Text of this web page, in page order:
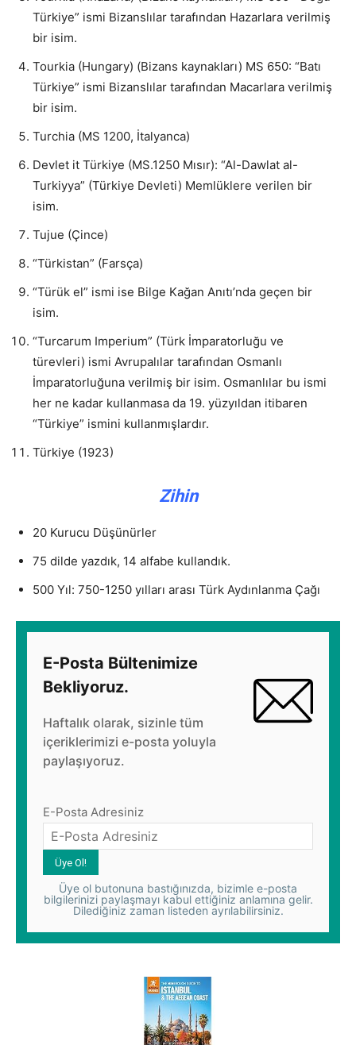
Türkiye” ismi Bizanslılar tarafından Hazarlara verilmiş
bir isim.
Tourkia (Hungary) (Bizans kaynakları) MS 650: “Batı
Türkiye” ismi Bizanslılar tarafından Macarlara verilmiş
bir isim.
Turchia (MS 1200, İtalyanca)
Devlet it Türkiye (MS.1250 Mısır): “Al-Dawlat al-
Turkiyya” (Türkiye Devleti) Memlüklere verilen bir
isim.
Tujue (Çince)
“Türkistan” (Farsça)
“Türük el” ismi ise Bilge Kağan Anıtı’nda geçen bir
isim.
“Turcarum Imperium” (Türk İmparatorluğu ve
türevleri) ismi Avrupalılar tarafından Osmanlı
İmparatorluğuna verilmiş bir isim. Osmanlılar bu ismi
her ne kadar kullanmasa da 19. yüzyıldan itibaren
“Türkiye” ismini kullanmışlardır.
Türkiye (1923)
Zihin
20 Kurucu Düşünürler
75 dilde yazdık, 14 alfabe kullandık.
500 Yıl: 750-1250 yılları arası Türk Aydınlanma Çağı
E-Posta Bültenimize
Bekliyoruz.
Haftalık olarak, sizinle tüm
içeriklerimizi e-posta yoluyla
paylaşıyoruz.
E-Posta Adresiniz
Üye ol butonuna bastığınızda, bizimle e-posta
bilgilerinizi paylaşmayı kabul ettiğiniz anlamına gelir.
Dilediğiniz zaman listeden ayrılabilirsiniz.